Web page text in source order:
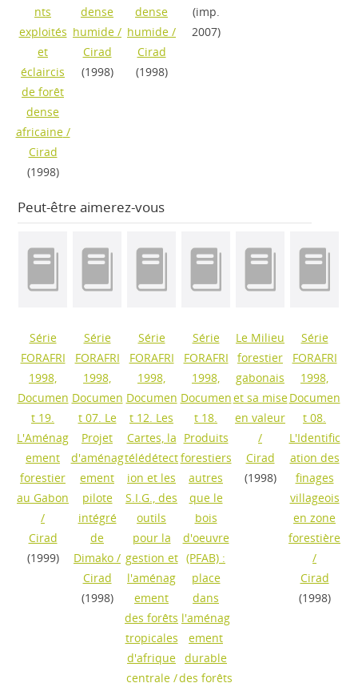
nts
exploités
et
éclaircis
de forêt
dense
africaine/
Cirad
(1998)
dense
humide /
Cirad
(1998)
dense
humide /
Cirad
(1998)
(imp.
2007)
Peut-être aimerez-vous
Série
FORAFRI
1998,
Documen
t 19.
L'Aménag
ement
forestier
au Gabon
/
Cirad
(1999)
Série
FORAFRI
1998,
Documen
t 07. Le
Projet
d'aménag
ement
pilote
intégré
de
Dimako /
Cirad
(1998)
Série
FORAFRI
1998,
Documen
t 12. Les
Cartes, la
télédétect
ion et les
S.I.G., des
outils
pour la
gestion et
l'aménag
ement
des forêts
tropicales
d'afrique
centrale/
Série
FORAFRI
1998,
Documen
t 18.
Produits
forestiers
autres
que le
bois
d'oeuvre
(PFAB) :
place
dans
l'aménag
ement
durable
des forêts
Le Milieu
forestier
gabonais
et sa mise
en valeur
/
Cirad
(1998)
Série
FORAFRI
1998,
Documen
t 08.
L'Identific
ation des
finages
villageois
en zone
forestière
/
Cirad
(1998)